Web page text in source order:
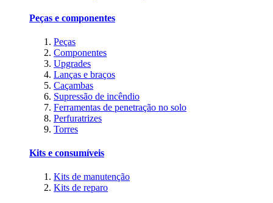
Peças e componentes
Peças
Componentes
Upgrades
Lanças e braços
Caçambas
Supressão de incêndio
Ferramentas de penetração no solo
Perfuratrizes
Torres
Kits e consumíveis
Kits de manutenção
Kits de reparo